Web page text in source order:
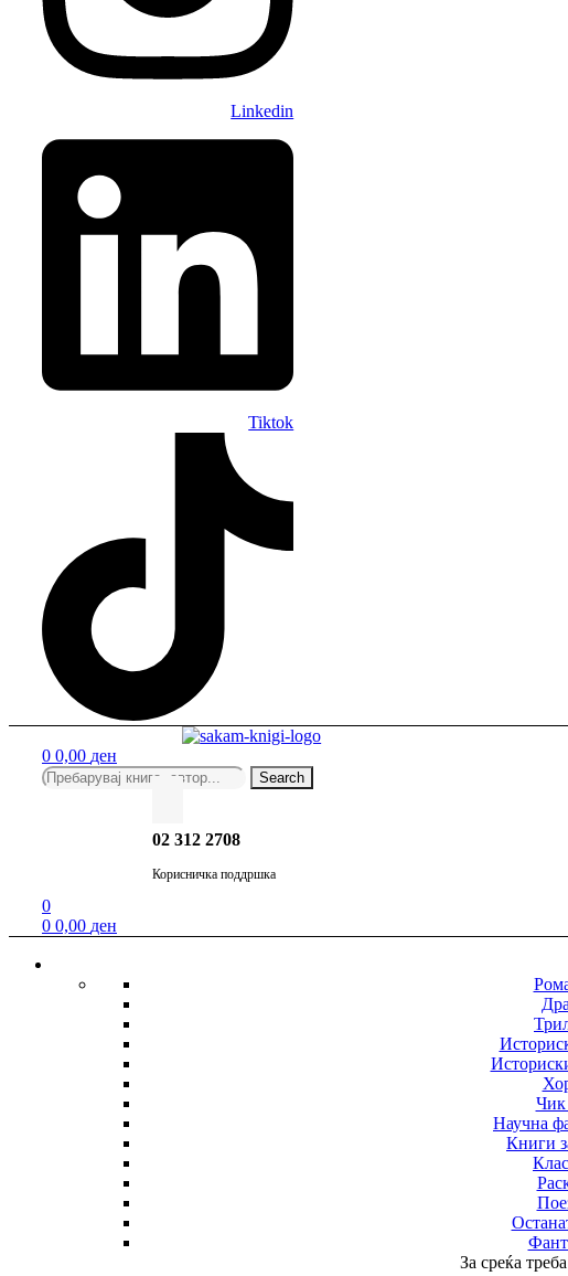
Linkedin
Tiktok
0 0,00 ден
Menu
Search
Search
02 312 2708
Корисничка поддршка
0
0 0,00 ден
Чик
Научна
Книги
За среќа